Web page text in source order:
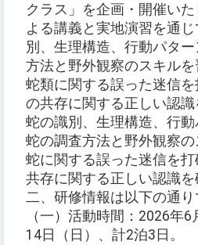
クラス」を企画・開催い
よる講義と実地演習を通
別、生理構造、行動パタ
方法と野外観察のスキルを
蛇類に関する誤った迷信
の共存に関する正しい認識
蛇の識別、生理構造、行動
蛇の調査方法と野外観察の
蛇に関する誤った迷信を
共存に関する正しい認識を
二、研修情報は以下の通り
（一）活動時間：2026年
14日（日）、計2泊3日。